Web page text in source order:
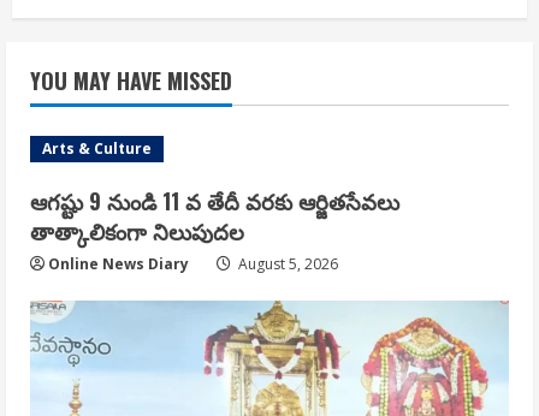
YOU MAY HAVE MISSED
Arts & Culture
ఆగష్టు 9 నుండి 11 వ తేదీ వరకు ఆర్జితసేవలు
తాత్కాలికంగా నిలుపుదల
Online News Diary August 5, 2026